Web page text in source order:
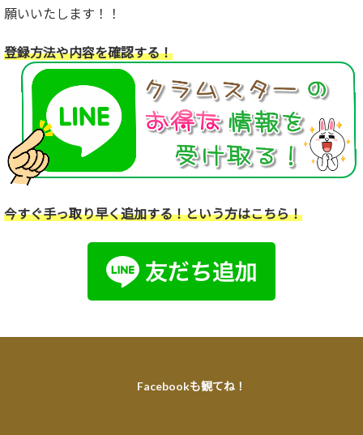
願いいたします！！
登録方法や内容を確認する！
今すぐ手っ取り早く追加する！という方はこちら！
Facebookも観てね！